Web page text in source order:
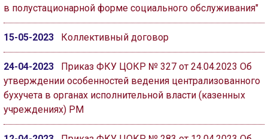
в полустационарной форме социального обслуживания"
15-05-2023 Коллективный договор
24-04-2023
Приказ ФКУ ЦОКР № 327 от 24.04.2023 Об
утверждении особенностей ведения централизованного
бухучета в органах исполнительной власти (казенных
учреждениях) РМ